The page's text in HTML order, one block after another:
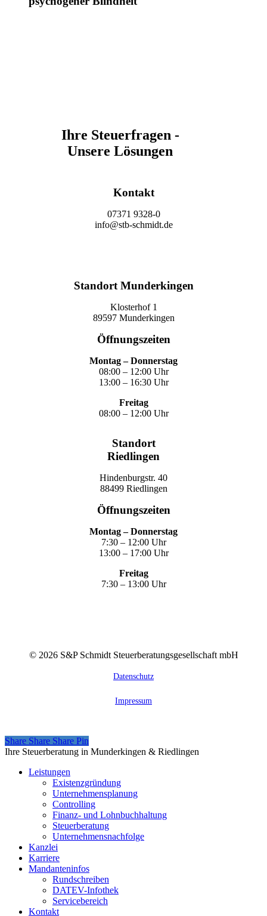
Ihre Steuerfragen -
Unsere Lösungen
Kontakt
07371 9328-0
info@stb-schmidt.de
Standort Munderkingen
Klosterhof 1
89597 Munderkingen
Öffnungszeiten
Montag – Donnerstag
08:00 – 12:00 Uhr
13:00 – 16:30 Uhr
Freitag
08:00 – 12:00 Uhr
Standort
Riedlingen
Hindenburgstr. 40
88499 Riedlingen
Öffnungszeiten
Montag – Donnerstag
7:30 – 12:00 Uhr
13:00 – 17:00 Uhr
Freitag
7:30 – 13:00 Uhr
© 2026S&P Schmidt Steuerberatungsgesellschaft mbH
Datenschutz
Impressum
Share
Share Share Share Pin
Close
Ihre Steuerberatung in Munderkingen & Riedlingen
Leistungen
Existenzgründung
Unternehmensplanung
Controlling
Finanz- und Lohnbuchhaltung
Steuerberatung
Unternehmensnachfolge
Kanzlei
Karriere
Mandanteninfos
Rundschreiben
DATEV-Infothek
Servicebereich
Kontakt